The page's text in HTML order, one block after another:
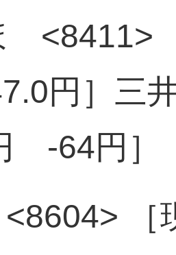
<8411>
円］三
-64円］
［